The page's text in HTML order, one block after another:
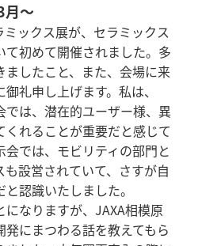
月～
ックス展が、セラミックス
初めて開催されました。多
ましたこと、また、会場に来
礼申し上げます。私は、
では、潜在的ユーザー様、異
れることが重要だと感じて
では、モビリティの部門と
設営されていて、さすが自
認識いたしました。
なりますが、JAXA相模原
にまつわる話を教えてもら